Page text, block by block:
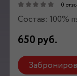
0
Состав: 100%
650 руб.